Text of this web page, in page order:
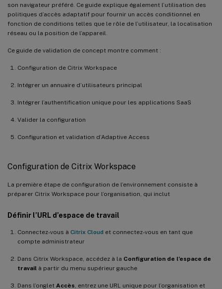
son navigateur préféré. Ce guide explique également l’utilisation des
politiques d’accès adaptatif pour fournir un accès conditionnel en
fonction de conditions telles que le rôle de l’utilisateur, la localisation
réseau ou la position de l’appareil.
Ce guide de validation de concept montre comment :
Configuration de Citrix Workspace
Intégrer un annuaire d’utilisateurs principal
Intégrer l’authentification unique pour les applications SaaS
Valider la configuration
Configuration et validation d’Adaptive Access
Configuration de Citrix Workspace
La première étape de configuration de l’environnement consiste à
préparer Citrix Workspace pour l’organisation, qui inclut
Définir l’URL d’espace de travail
Connectez-vous à Citrix Cloud et connectez-vous en tant que
compte administrateur
Dans Citrix Workspace, accédez à la Configuration de l’espace de
travail à partir du menu supérieur gauche
Dans l’onglet Accès, entrez une URL unique pour l’organisation et